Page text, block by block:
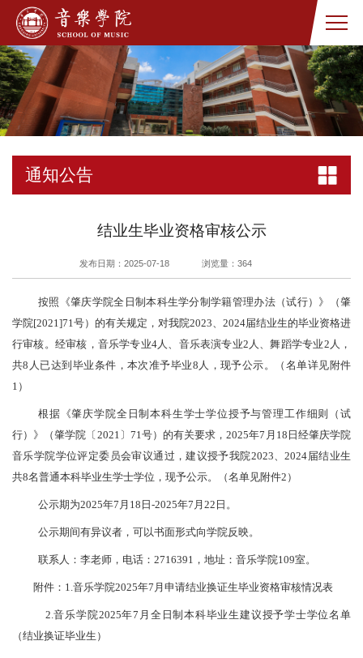
通知公告
结业生毕业资格审核公示
发布日期：2025-07-18 浏览量： 364
按照《肇庆学院全日制本科生学分制学籍管理办法（试行）》（肇
学院[2021]71号）的有关规定，对我院2023、2024届结业生的毕业资格进
行审核。经审核，音乐学专业4人、音乐表演专业2人、舞蹈学专业2人，
共8人已达到毕业条件，本次准予毕业8人，现予公示。（名单详见附件
1）
根据《肇庆学院全日制本科生学士学位授予与管理工作细则（试
行）》（肇学院〔2021〕71号）的有关要求，2025年7月18日经肇庆学院
音乐学院学位评定委员会审议通过，建议授予我院2023、2024届结业生
共8名普通本科毕业生学士学位 ，现予公示。 （名单见附件2）
公示期为2025年7月18日-2025年7月22日。
公示期间有异议者，可以书面形式向学院反映。
联系人：李老师，电话：2716391， 地址：音乐学院109室。
附件：1.音乐学院2025年7月申请结业换证生毕业资格审核情况表
2.音乐学院2025年7月全日制本科毕业生建议授予学士学位名单
（结业换证毕业生）